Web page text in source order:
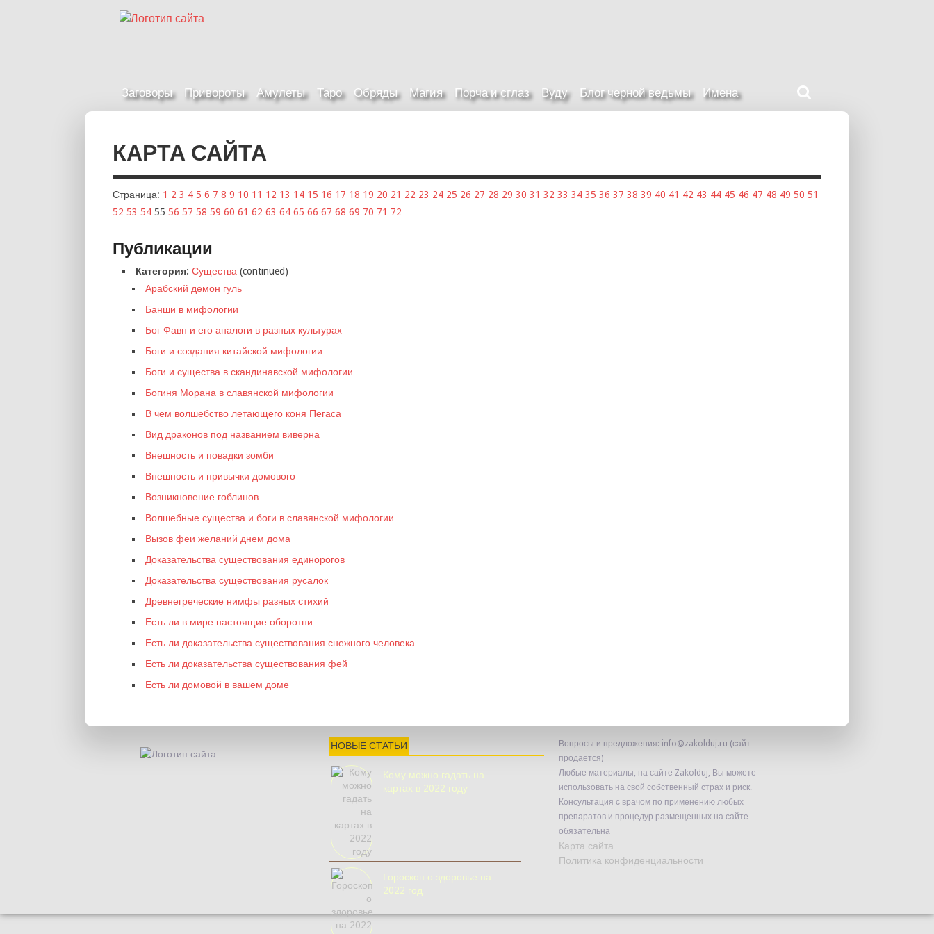
Заговоры Привороты Амулеты Таро Обряды Магия Порча и сглаз Вуду Блог черной ведьмы Имена
КАРТА САЙТА
Страница: 1 2 3 4 5 6 7 8 9 10 11 12 13 14 15 16 17 18 19 20 21 22 23 24 25 26 27 28 29 30 31 32 33 34 35 36 37 38 39 40 41 42 43 44 45 46 47 48 49 50 51
52 53 54 55 56 57 58 59 60 61 62 63 64 65 66 67 68 69 70 71 72
Публикации
Категория: Существа (continued)
Арабский демон гуль
Банши в мифологии
Бог Фавн и его аналоги в разных культурах
Боги и создания китайской мифологии
Боги и существа в скандинавской мифологии
Богиня Морана в славянской мифологии
В чем волшебство летающего коня Пегаса
Вид драконов под названием виверна
Внешность и повадки зомби
Внешность и привычки домового
Возникновение гоблинов
Волшебные существа и боги в славянской мифологии
Вызов феи желаний днем дома
Доказательства существования единорогов
Доказательства существования русалок
Древнегреческие нимфы разных стихий
Есть ли в мире настоящие оборотни
Есть ли доказательства существования снежного человека
Есть ли доказательства существования фей
Есть ли домовой в вашем доме
Заговоры Амулеты и талисманы
НОВЫЕ СТАТЬИ
Кому можно гадать на
картах в 2022 году
Гороскоп о здоровье на
2022 год
Вопросы и предложения: info@zakolduj.ru (сайт
продается)
Любые материалы, на сайте Zakolduj, Вы можете
использовать на свой собственный страх и риск.
Консультация с врачом по применению любых
препаратов и процедур размещенных на сайте -
обязательна
Карта сайта
Политика конфиденциальности